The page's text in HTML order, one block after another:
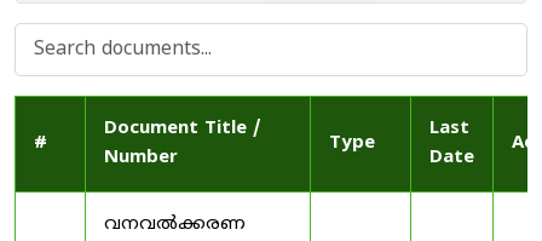
#
Document Title /
Number
Type
Last
Date
വനവൽക്കരണ